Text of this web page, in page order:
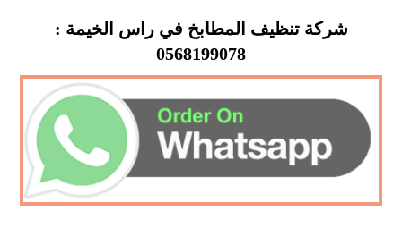
شركة تنظيف المطابخ في راس الخيمة :
0568199078